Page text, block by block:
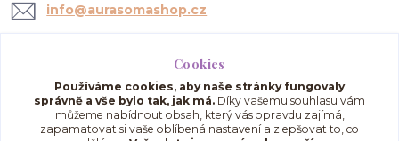
info@aurasomashop.cz
Cookies
Používáme cookies, aby naše stránky fungovaly
správně a vše bylo tak, jak má. Díky vašemu souhlasu vám
můžeme nabídnout obsah, který vás opravdu zajímá,
zapamatovat si vaše oblíbená nastavení a zlepšovat to, co